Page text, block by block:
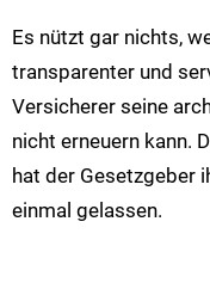
Es nützt gar nichts,
transparenter und
Versicherer seine
nicht erneuern kann.
hat der Gesetzgeber
einmal gelassen.